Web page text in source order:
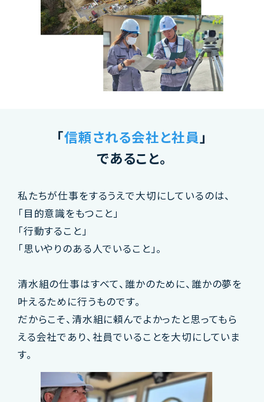
「信頼される会社と社員」
であること。
私たちが仕事をするうえで大切にしているのは、
「目的意識をもつこと」
「行動すること」
「思いやりのある人でいること」。
清水組の仕事はすべて、誰かのために、誰かの夢を
叶えるために行うものです。
だからこそ、清水組に頼んでよかったと思ってもら
える会社であり、社員でいることを大切にしていま
す。